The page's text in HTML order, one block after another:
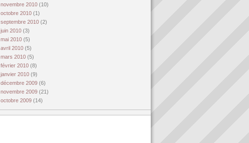
novembre 2010 (10)
octobre 2010 (1)
septembre 2010 (2)
juin 2010 (3)
mai 2010 (5)
avril 2010 (5)
mars 2010 (5)
février 2010 (8)
janvier 2010 (9)
décembre 2009 (6)
novembre 2009 (21)
octobre 2009 (14)